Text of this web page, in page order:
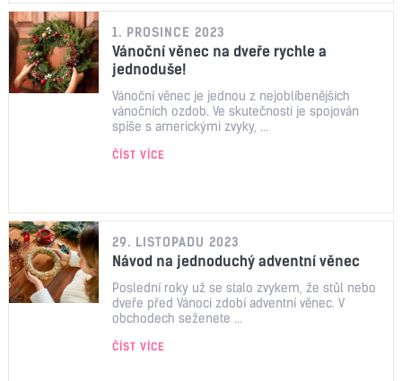
1. PROSINCE 2023
Vánoční věnec na dveře rychle a
jednoduše!
Vánoční věnec je jednou z nejoblíbenějších
vánočních ozdob. Ve skutečnosti je spojován
spíše s americkými zvyky, ...
ČÍST VÍCE
29. LISTOPADU 2023
Návod na jednoduchý adventní věnec
Poslední roky už se stalo zvykem, že stůl nebo
dveře před Vánoci zdobí adventní věnec. V
obchodech seženete ...
ČÍST VÍCE